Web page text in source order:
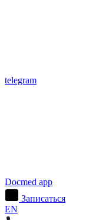
telegram
Docmed app
Записаться
EN